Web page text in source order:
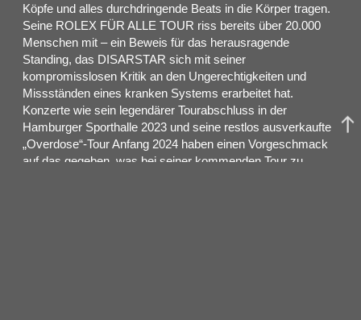
Köpfe und alles durchdringende Beats in die Körper tragen.
Seine ROLEX FÜR ALLE TOUR riss bereits über 20.000
Menschen mit – ein Beweis für das herausragende
Standing, das DISARSTAR sich mit seiner
kompromisslosen Kritik an den Ungerechtigkeiten und
Missständen eines kranken Systems erarbeitet hat.
Konzerte wie sein legendärer Tourabschluss in der
Hamburger Sporthalle 2023 und seine restlos ausverkaufte
„Overdose“-Tour Anfang 2024 haben einen Vorgeschmack
auf das gegeben, was bei seiner kommenden Tour zu